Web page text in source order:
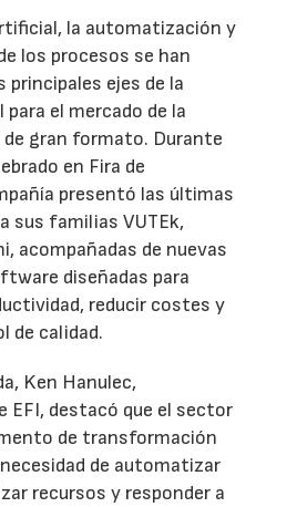
la automatización y
los procesos se han
ejes de la
el mercado de la
gran formato. Durante
en Fira de
presentó las últimas
sus familias VUTEk,
acompañadas de nuevas
diseñadas para
reducir costes y
de calidad.
Ken Hanulec,
EFI, destacó que el sector
de transformación
de automatizar
recursos y responder a